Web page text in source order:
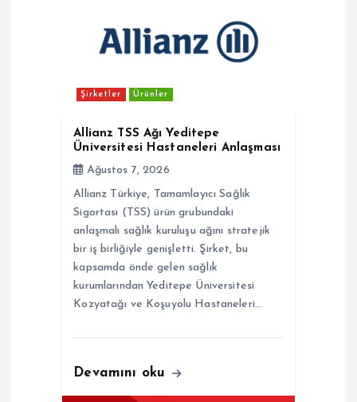
Şirketler Ürünler
Allianz TSS Ağı Yeditepe
Üniversitesi Hastaneleri Anlaşması
Ağustos 7, 2026
Allianz Türkiye, Tamamlayıcı Sağlık
Sigortası (TSS) ürün grubundaki
anlaşmalı sağlık kuruluşu ağını stratejik
bir iş birliğiyle genişletti. Şirket, bu
kapsamda önde gelen sağlık
kurumlarından Yeditepe Üniversitesi
Kozyatağı ve Koşuyolu Hastaneleri…
Devamını oku